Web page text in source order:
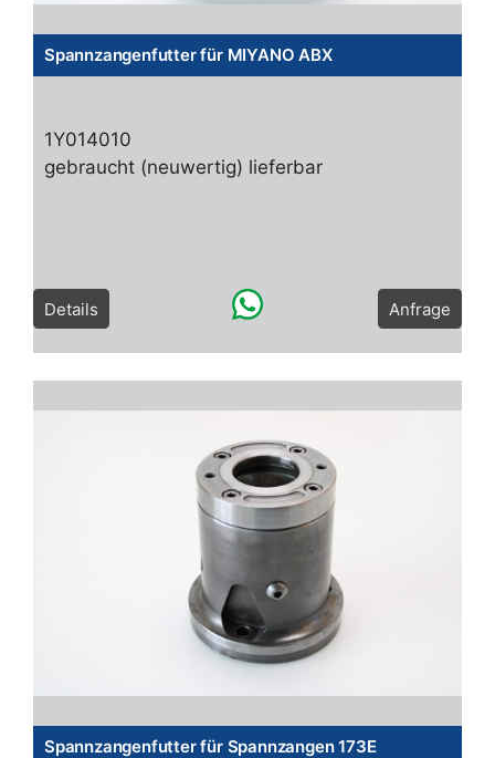
Spannzangenfutter für MIYANO ABX
1Y014010
gebraucht (neuwertig) lieferbar
Details Anfrage
Spannzangenfutter für Spannzangen 173E